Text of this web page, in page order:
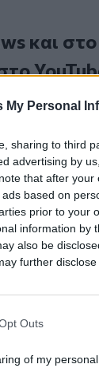
My Personal
sharing to third
advertising by
that after
based on
prior to your
information by
also be
further
Outs
of my personal
και στο
Ανήλικο